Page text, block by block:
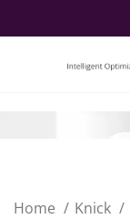
Home Knick